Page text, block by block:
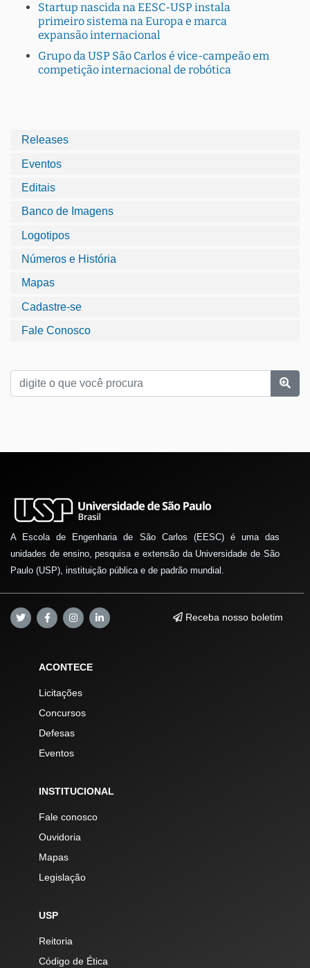
Startup nascida na EESC-USP instala
primeiro sistema na Europa e marca
expansão internacional
Grupo da USP São Carlos é vice-campeão em
competição internacional de robótica
Releases
Eventos
Editais
Banco de Imagens
Logotipos
Números e História
Mapas
Cadastre-se
Fale Conosco
A Escola de Engenharia de São Carlos (EESC) é uma das
unidades de ensino, pesquisa e extensão da Universidade de São
Paulo (USP), instituição pública e de padrão mundial.
Receba nosso boletim
ACONTECE
Licitações
Concursos
Defesas
Eventos
INSTITUCIONAL
Fale conosco
Ouvidoria
Mapas
Legislação
USP
Reitoria
Código de Ética